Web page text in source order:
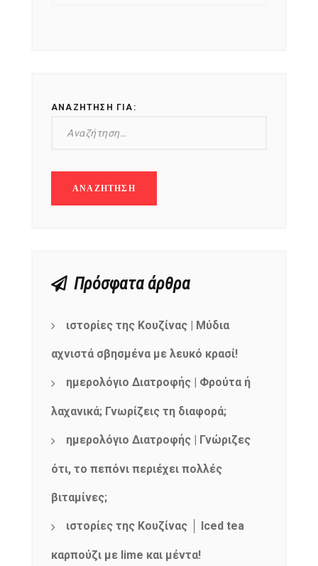
ΑΝΑΖΉΤΗΣΗ ΓΙΑ:
Πρόσφατα άρθρα
ιστορίες της Κουζίνας | Μύδια
αχνιστά σβησμένα με λευκό κρασί!
ημερολόγιο Διατροφής | Φρούτα ή
λαχανικά; Γνωρίζεις τη διαφορά;
ημερολόγιο Διατροφής | Γνώριζες
ότι, το πεπόνι περιέχει πολλές
βιταμίνες;
ιστορίες της Κουζίνας │ Iced tea
καρπούζι με lime και μέντα!